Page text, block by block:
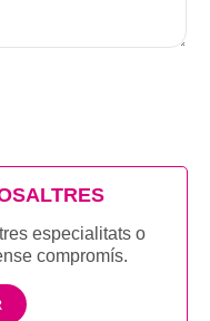
especialitats o
compromís.